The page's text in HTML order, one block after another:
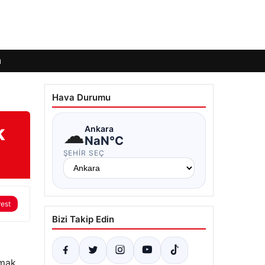
Hava Durumu
☁Ankara
NaN°C
ŞEHIR SEÇ
Bizi Takip Edin